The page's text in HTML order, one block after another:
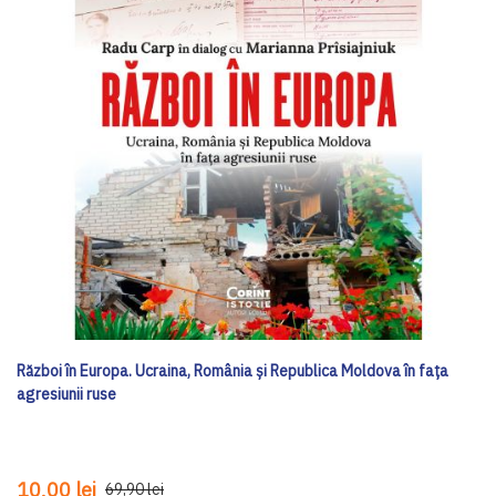
Război în Europa. Ucraina, România și Republica Moldova în fața
agresiunii ruse
10,00 lei 69,90 lei